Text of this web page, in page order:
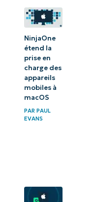
NinjaOne
étend la
prise en
charge des
appareils
mobiles à
macOS
PARPAUL
EVANS